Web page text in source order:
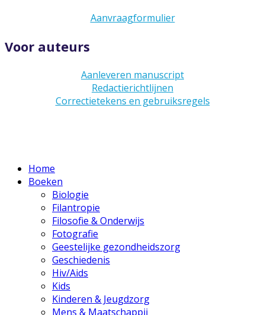
Aanvraagformulier
Voor auteurs
Aanleveren manuscript
Redactierichtlijnen
Correctietekens en gebruiksregels
Home
Boeken
Biologie
Filantropie
Filosofie & Onderwijs
Fotografie
Geestelijke gezondheidszorg
Geschiedenis
Hiv/Aids
Kids
Kinderen & Jeugdzorg
Mens & Maatschappij